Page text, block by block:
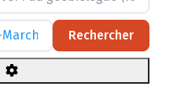
DÉPARTEMENT ou VILLE
Rechercher